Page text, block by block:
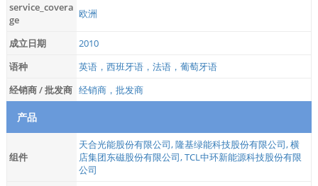
service_covera
ge
欧洲
成立日期
2010
语种
英语，西班牙语，法语，葡萄牙语
经销商 / 批发商 经销商，批发商
产品
组件
天合光能股份有限公司,隆基绿能科技股份有限公司,横
店集团东磁股份有限公司,TCL中环新能源科技股份有限
公司